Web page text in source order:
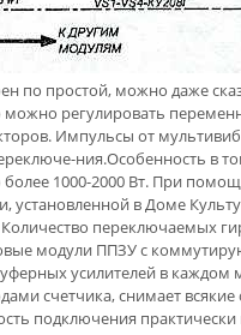
по простой, можно даже
можно регулировать
Импульсы от
ния.Особенность в
1000-2000 Вт. При
установленной в Доме
переключаемых
модули ППЗУ с
усилителей в
счетчика, снимает
подключения